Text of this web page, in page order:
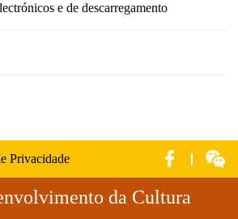
e de descarregamento
Privacidade
da Cultura